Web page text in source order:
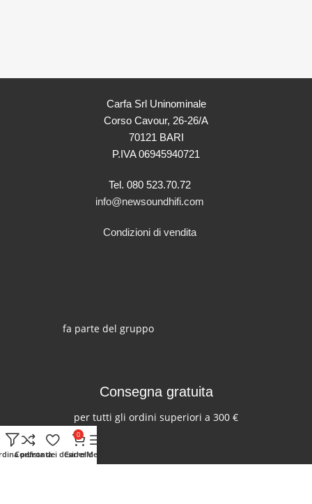
Carfa Srl Uninominale
Corso Cavour, 26-26/A
70121 BARI
P.IVA 06945940721
Tel. 080 523.70.72
info@newsoundhifi.com
Condizioni di vendita
fa parte del gruppo
Consegna gratuita
per tutti gli ordini superiori a 300 €
per
Confronta
Lista dei desideri
0
CarrelloMenu